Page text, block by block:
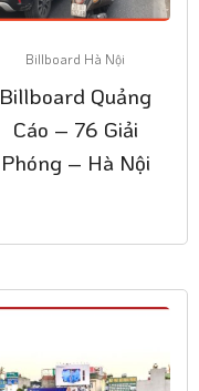
Billboard Hà Nội
Billboard Quảng
Cáo – 76 Giải
Phóng – Hà Nội